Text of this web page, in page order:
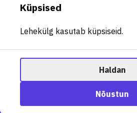
Ametisoovitaja
Küpsised
Lehekülg kasutab küpsiseid.
Haldan
Nõustun